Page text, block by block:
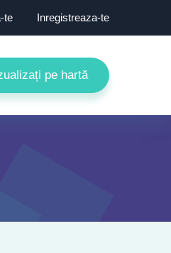
te Inregistreaza-te
pe hartă